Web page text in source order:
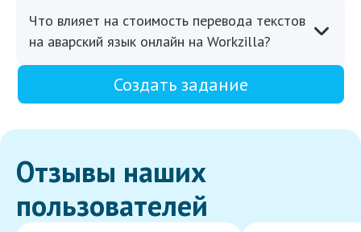
Что влияет на стоимость перевода текстов
на аварский язык онлайн на Workzilla?
Создать задание
Отзывы наших
пользователей